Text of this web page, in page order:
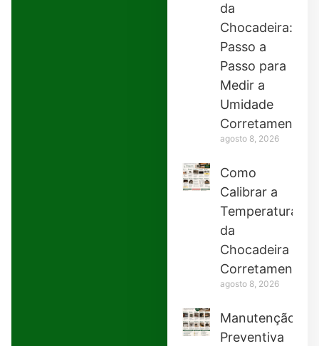
da
Chocadeira:
Passo a
Passo para
Medir a
Umidade
Corretamente
agosto 8, 2026
Como
Calibrar a
Temperatura
da
Chocadeira
Corretamente
agosto 8, 2026
Manutenção
Preventiva